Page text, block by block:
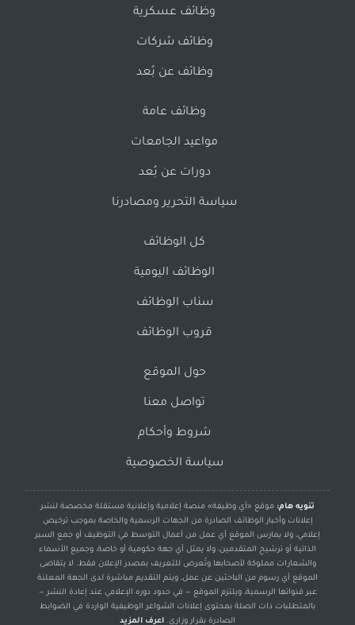
وظائف عسكرية
وظائف شركات
وظائف عن بُعد
وظائف عامة
مواعيد الجامعات
دورات عن بُعد
سياسة التحرير ومصادرنا
كل الوظائف
الوظائف اليومية
سناب الوظائف
قروب الوظائف
حول الموقع
تواصل معنا
شروط وأحكام
سياسة الخصوصية
تنويه هام: موقع «أي وظيفة» منصة إعلامية وإعلانية مستقلة مخصصة لنشر
إعلانات وأخبار الوظائف الصادرة من الجهات الرسمية والخاصة بموجب ترخيص
إعلامي، ولا يمارس الموقع أي عمل من أعمال التوسط في التوظيف أو جمع السير
الذاتية أو ترشيح المتقدمين، ولا يمثل أي جهة حكومية أو خاصة، وجميع الأسماء
والشعارات مملوكة لأصحابها وتُعرض للتعريف بمصدر الإعلان فقط. لا يتقاضى
الموقع أي رسوم من الباحثين عن عمل، ويتم التقديم مباشرة لدى الجهة المعلنة
عبر قنواتها الرسمية، ويلتزم الموقع — في حدود دوره الإعلامي عند إعادة النشر —
بالمتطلبات ذات الصلة بمحتوى إعلانات الشواغر الوظيفية الواردة في الضوابط
الصادرة بقرار وزاري. اعرف المزيد